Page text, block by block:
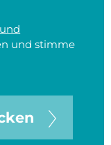
und stimme